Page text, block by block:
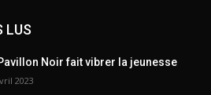
LUS
Noir fait vibrer la jeunesse
2023